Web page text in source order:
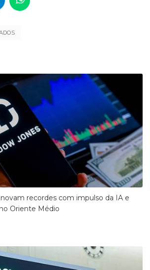
recordes com impulso da IA e
Oriente Médio